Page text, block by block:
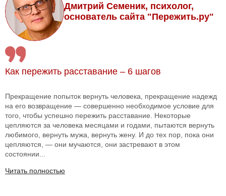
Дмитрий Семеник, психолог,
основатель сайта "Пережить.ру"
Как пережить расставание – 6 шагов
Прекращение попыток вернуть человека, прекращение надежд
на его возвращение — совершенно необходимое условие для
того, чтобы успешно пережить расставание. Некоторые
цепляются за человека месяцами и годами, пытаются вернуть
любимого, вернуть мужа, вернуть жену. И до тех пор, пока они
цепляются, — они мучаются, они застревают в этом
состоянии...
Читать полностью